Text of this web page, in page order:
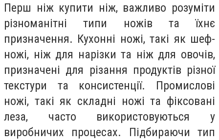
Перш ніж купити ніж, важливо розуміти
різноманітні типи ножів та їхнє
призначення. Кухонні ножі, такі як шеф-
ножі, ніж для нарізки та ніж для овочів,
призначені для різання продуктів різної
текстури та консистенції. Промислові
ножі, такі як складні ножі та фіксовані
леза, часто використовуються у
виробничих процесах. Підбираючи тип